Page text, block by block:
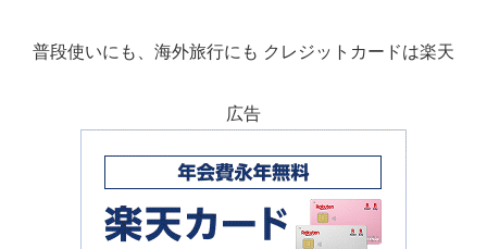
普段使いにも、海外旅行にも クレジットカードは楽天
広告